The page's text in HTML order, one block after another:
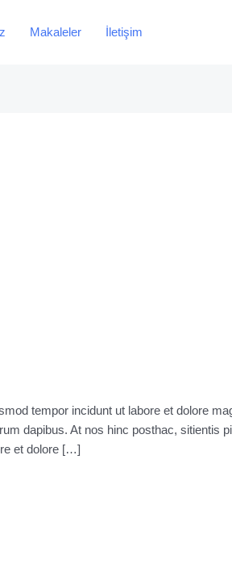
Makaleler İletişim
tempor incidunt ut labore et dolore
dapibus. At nos hinc posthac, sitientis
et dolore […]